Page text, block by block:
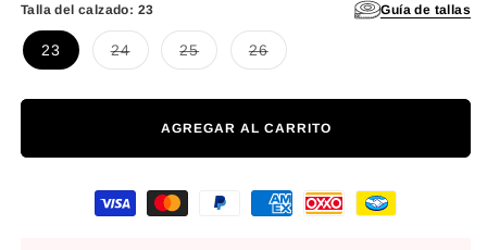
Talla del calzado: 23 Guía de tallas
23 24
Variante agotada o no disponible
25
Variante agotada o no disponible
26
Variante agotada o no
AGREGAR AL CARRITO
Formas de pago